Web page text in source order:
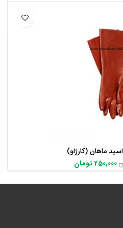
ماهان (کارژاو)
250,000 تومان